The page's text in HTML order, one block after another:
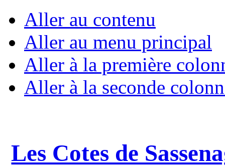
Aller au contenu
Aller au menu principal
Aller à la première
Aller à la seconde
Les Cotes de